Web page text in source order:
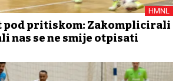
HMNL
pod pritiskom: Zakomplicirali
nas se ne smije otpisati